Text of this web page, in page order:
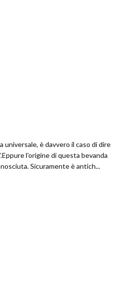
universale, è davvero il caso di dire
l’origine di questa bevanda
Sicuramente è antich...